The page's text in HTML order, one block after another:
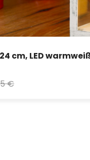
cm, LED
€